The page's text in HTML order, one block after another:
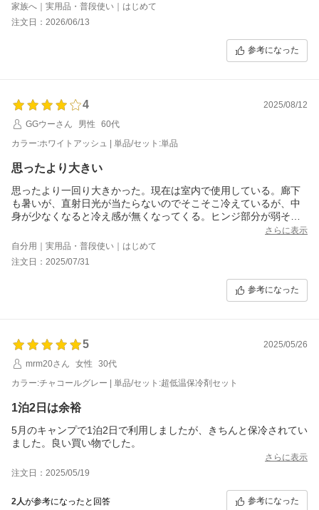
家族へ｜実用品・普段使い｜はじめて
注文日：2026/06/13
参考になった
4
2025/08/12
GGウーさん
男性
60代
カラー:ホワイトアッシュ | 単品/セット:単品
思ったより大きい
思ったより一回り大きかった。現在は室内で使用している。廊下
も暑いが、直射日光が当たらないのでそこそこ冷えているが、中
身が少なくなると冷え感が無くなってくる。ヒンジ部分が弱そう
なのて、何年もつか心配である。蓋に、これ以上開かないように
するロープストッパーなどが付いているとよかった。
さらに表示
自分用｜実用品・普段使い｜はじめて
注文日：2025/07/31
参考になった
5
2025/05/26
mrm20さん
女性
30代
カラー:チャコールグレー | 単品/セット:超低温保冷剤セット
1泊2日は余裕
5月のキャンプで1泊2日で利用しましたが、きちんと保冷されてい
ました。良い買い物でした。
さらに表示
注文日：2025/05/19
2人が参考になったと回答 参考になった